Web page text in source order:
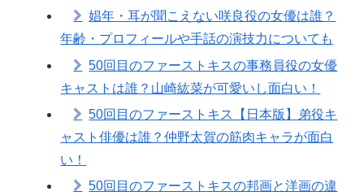
娼年・耳が聞こえない咲良役の女優は誰？
年齢・プロフィールや手話の演技力についても
50回目のファーストキスの事務員役の女優
キャストは誰？山崎紘菜が可愛いし面白い！
50回目のファーストキス【日本版】弟役キ
ャスト俳優は誰？仲野太賀の筋肉キャラが面白
い！
50回目のファーストキスの邦画と洋画の違